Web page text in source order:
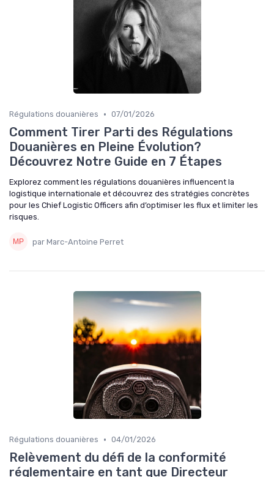
Régulations douanières • 07/01/2026
Comment Tirer Parti des Régulations
Douanières en Pleine Évolution?
Découvrez Notre Guide en 7 Étapes
Explorez comment les régulations douanières influencent la
logistique internationale et découvrez des stratégies concrètes
pour les Chief Logistic Officers afin d’optimiser les flux et limiter les
risques.
par Marc-Antoine Perret
Régulations douanières • 04/01/2026
Relèvement du défi de la conformité
réglementaire en tant que Directeur